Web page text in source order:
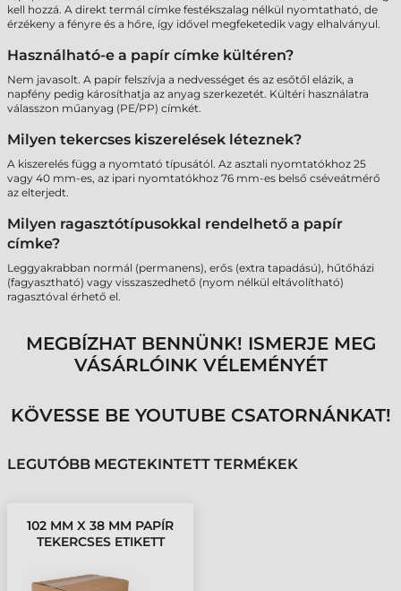
kell hozzá. A direkt termál címke festékszalag nélkül nyomtatható, de
érzékeny a fényre és a hőre, így idővel megfeketedik vagy elhalványul.
Használható-e a papír címke kültéren?
Nem javasolt. A papír felszívja a nedvességet és az esőtől elázik, a
napfény pedig károsíthatja az anyag szerkezetét. Kültéri használatra
válasszon műanyag (PE/PP) címkét.
Milyen tekercses kiszerelések léteznek?
A kiszerelés függ a nyomtató típusától. Az asztali nyomtatókhoz 25
vagy 40 mm-es, az ipari nyomtatókhoz 76 mm-es belső cséveátmérő
az elterjedt.
Milyen ragasztótípusokkal rendelhető a papír
címke?
Leggyakrabban normál (permanens), erős (extra tapadású), hűtőházi
(fagyasztható) vagy visszaszedhető (nyom nélkül eltávolítható)
ragasztóval érhető el.
MEGBÍZHAT BENNÜNK! ISMERJE MEG
VÁSÁRLÓINK VÉLEMÉNYÉT
KÖVESSE BE YOUTUBE CSATORNÁNKAT!
LEGUTÓBB MEGTEKINTETT TERMÉKEK
102 MM X 38 MM PAPÍR
TEKERCSES ETIKETT
CÍMKE/TEKERCS )